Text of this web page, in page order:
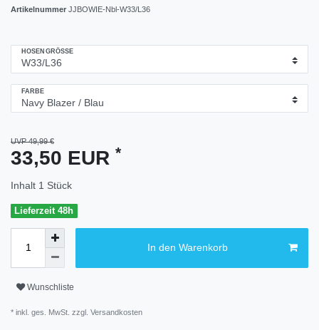
Artikelnummer JJBOWIE-Nbl-W33/L36
HOSENGRÖSSE
FARBE
UVP 49,99 €
33,50 EUR *
Inhalt 1 Stück
Lieferzeit 48h
In den Warenkorb
Wunschliste
* inkl. ges. MwSt. zzgl. Versandkosten